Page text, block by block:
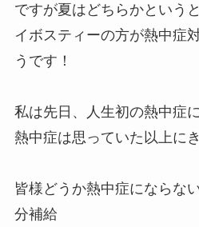
ですが夏はどちらかという
イボスティーの方が熱中症
うです！
私は先日、人生初の熱中症
熱中症は思っていた以上に
皆様どうか熱中症にならな
分補給